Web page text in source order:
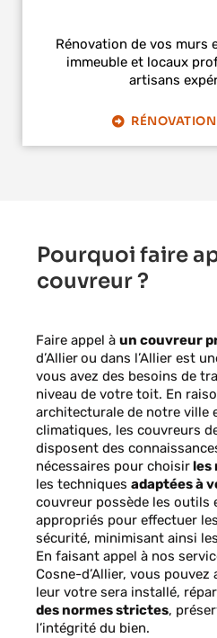
Rénovation de vos murs
immeuble et locaux
artisans
Pourquoi faire
couvreur ?
Faire appel à un couvreur
d’Allierou dans l’Allier est
vous avez des besoins de
niveau de votre toit. En
architecturale de notre ville
climatiques, les couvreurs
disposent des
nécessaires pour choisirles
les techniques adaptées à
couvreur possède les outils
appropriés pour effectuer
sécurité, minimisant ainsi
En faisant appel à nos
Cosne-d’Allier, vous pouvez
leur votre sera installé,
des normes strictes,
l’intégrité du bien.